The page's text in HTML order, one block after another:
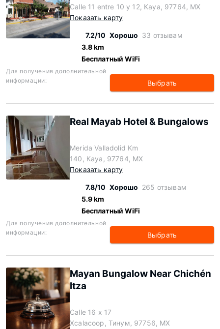
Calle 11 entre 10 y 12, Кауа, 97764, MX
Показать карту
7.2/10 Хорошо 33 отзывам
3.8 km
Бесплатный WiFi
Для получения дополнительной
информации:
Выбрать
Real Mayab Hotel & Bungalows
Merida Valladolid Km
140, Кауа, 97764, MX
Показать карту
7.8/10 Хорошо 265 отзывам
5.9 km
Бесплатный WiFi
Для получения дополнительной
информации:
Выбрать
Mayan Bungalow Near Chichén
Itza
Calle 16 x 17
Xcalacoop, Тинум, 97756, MX